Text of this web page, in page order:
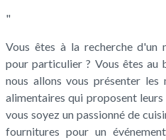
"
Vous êtes à la recherche d'un
pour particulier ? Vous êtes
nous allons vous présenter les
alimentaires qui proposent
vous soyez un passionné de
fournitures pour un